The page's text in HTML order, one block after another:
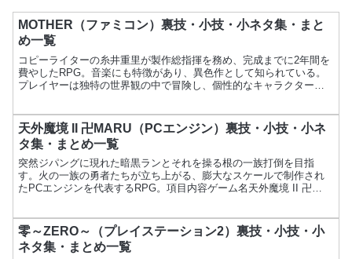
MOTHER（ファミコン）裏技・小技・小ネタ集・まと
め一覧
コピーライターの糸井重里が製作総指揮を務め、完成までに2年間を
費やしたRPG。音楽にも特徴があり、異色作として知られている。
プレイヤーは独特の世界観の中で冒険し、個性的なキャラクターた
天外魔境 II 卍MARU（PCエンジン）裏技・小技・小ネ
タ集・まとめ一覧
突然ジパングに現れた暗黒ランとそれを操る根の一族打倒を目指
す。火の一族の勇者たちが立ち上がる、膨大なスケールで制作され
たPCエンジンを代表するRPG。項目内容ゲーム名天外魔境 II 卍
零～ZERO～（プレイステーション2）裏技・小技・小
ネタ集・まとめ一覧